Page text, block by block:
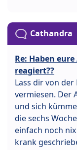
Cathandra
Re: Haben
reagiert??
Lass dir von
vermiesen. Der
und sich
die sechs
einfach noch
krank